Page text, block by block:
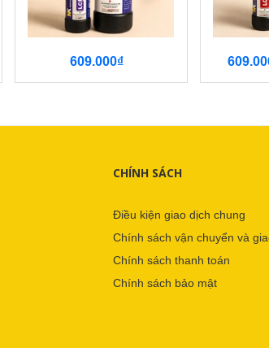
609.000₫
CHÍNH SÁCH
Điều kiện giao dịch chung
Chính sách vận chuyển và
Chính sách thanh toán
Chính sách bảo mật